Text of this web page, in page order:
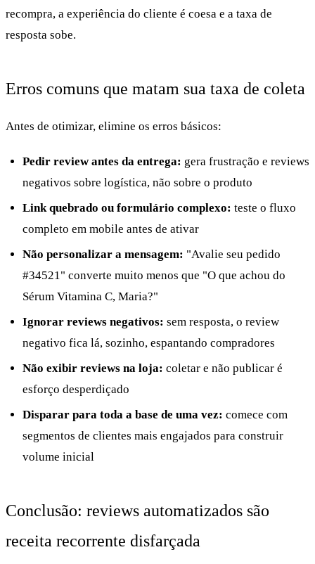
recompra, a experiência do cliente é coesa e a taxa de
resposta sobe.
Erros comuns que matam sua taxa de coleta
Antes de otimizar, elimine os erros básicos:
Pedir review antes da entrega: gera frustração e reviews
negativos sobre logística, não sobre o produto
Link quebrado ou formulário complexo: teste o fluxo
completo em mobile antes de ativar
Não personalizar a mensagem: "Avalie seu pedido
#34521" converte muito menos que "O que achou do
Sérum Vitamina C, Maria?"
Ignorar reviews negativos: sem resposta, o review
negativo fica lá, sozinho, espantando compradores
Não exibir reviews na loja: coletar e não publicar é
esforço desperdiçado
Disparar para toda a base de uma vez: comece com
segmentos de clientes mais engajados para construir
volume inicial
Conclusão: reviews automatizados são
receita recorrente disfarçada